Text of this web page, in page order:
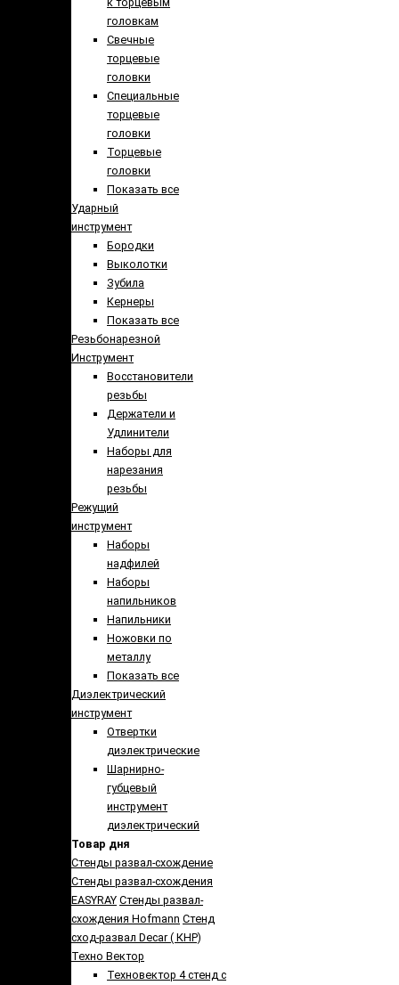
головкам
Свечные
торцевые
головки
Специальные
торцевые
головки
Торцевые
головки
Показать все
Ударный
инструмент
Бородки
Выколотки
Зубила
Кернеры
Показать все
Резьбонарезной
Инструмент
Восстановители
резьбы
Держатели и
Удлинители
Наборы для
нарезания
резьбы
Режущий
инструмент
Наборы
надфилей
Наборы
напильников
Напильники
Ножовки по
металлу
Показать все
Диэлектрический
инструмент
Отвертки
диэлектрические
Шарнирно-
губцевый
инструмент
диэлектрический
Товар дня
Стенды развал-схождение
Стенды развал-схождения
EASYRAY Стенды развал-
схождения Hofmann Стенд
сход-развал Decar ( КНР)
Техно Вектор
Техновектор 4 стенд с